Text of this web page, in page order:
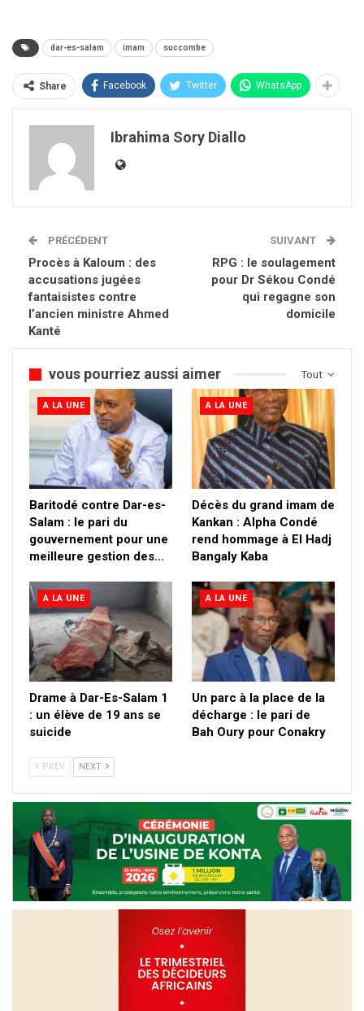
dar-es-salam imam succombe
Share Facebook Twitter WhatsApp
Ibrahima Sory Diallo
PRÉCÉDENT
Procès à Kaloum : des
accusations jugées
fantaisistes contre
l’ancien ministre Ahmed
Kanté
SUIVANT
RPG : le soulagement
pour Dr Sékou Condé
qui regagne son
domicile
Tout
vous pourriez aussi aimer
A LA UNE
Baritodé contre Dar-es-
Salam : le pari du
gouvernement pour une
meilleure gestion des…
A LA UNE
Décès du grand imam de
Kankan : Alpha Condé
rend hommage à El Hadj
Bangaly Kaba
A LA UNE
Drame à Dar-Es-Salam 1
: un élève de 19 ans se
suicide
A LA UNE
Un parc à la place de la
décharge : le pari de
Bah Oury pour Conakry
PREV NEXT